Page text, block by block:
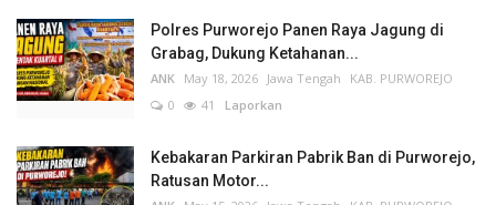
Polres Purworejo Panen Raya Jagung di
Grabag, Dukung Ketahanan...
ANK May 18, 2026 Jawa Tengah
KAB. PURWOREJO
0
41 Laporkan
Kebakaran Parkiran Pabrik Ban di Purworejo,
Ratusan Motor...